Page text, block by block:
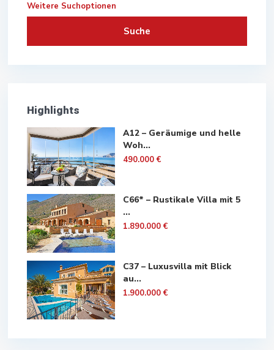
Weitere Suchoptionen
Suche
Highlights
A12 – Geräumige und helle
Woh...
490.000 €
C66* – Rustikale Villa mit 5
...
1.890.000 €
C37 – Luxusvilla mit Blick
au...
1.900.000 €